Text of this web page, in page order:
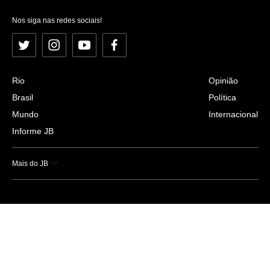
Nos siga nas redes sociais!
Twitter InstagramYouTubeFacebook
Rio
Brasil
Mundo
Informe JB
Opinião
Política
Internacional
Mais do JB
Esportes